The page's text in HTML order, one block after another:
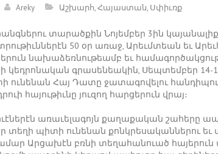
Areky Աշխարհ,Հայաստան, Սփիւռք
տարածքին Նոյեմբեր 3ին
50 օր առաջ, Արեւմտեան եւ
նախաձեռնութեամբ եւ
կեդրոնական գրասենեակին, Սեպտեմբեր 14-
ունենան Հայ Դատը ջատագովելու
հայութիւնը յուզող հարցերուն վրայ։
առաւելագոյն քաղաքական շահերը
տեղի պիտի ունենան քոնկրեսականներու եւ
Արցախէն բռնի տեղահանուած հայերուն